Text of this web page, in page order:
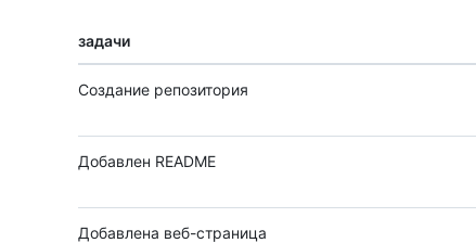
задачи
Создание репозитория
Добавлен README
Добавлена веб-страница